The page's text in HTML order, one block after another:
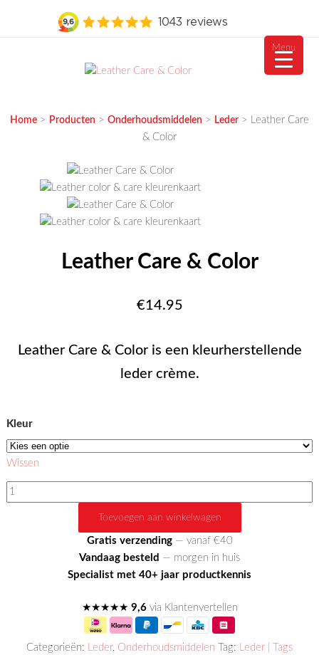
inhoud
Home > Producten > Onderhoudsmiddelen > Leder > Leather Care
& Color
Leather Care & Color
€14.95
Leather Care & Color is een kleurherstellende
leder crème.
Kleur
Wissen
Leather
Care
Toevoegen aan winkelwagen
Gratis verzending— vanaf €40
Vandaag besteld — morgen in huis
Specialist met 40+ jaar productkennis
★★★★★ 9,6via Klantenvertellen
Categorieën: Leder, Onderhoudsmiddelen Tag: Leder | Tags
Menu